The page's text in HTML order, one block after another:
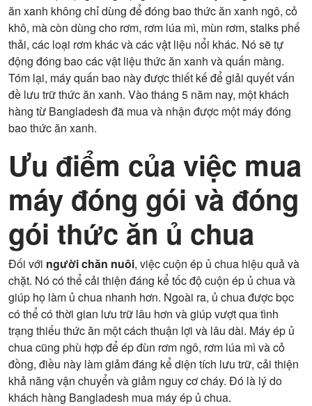
ăn xanh không chỉ dùng để đóng bao thức ăn xanh ngô, cỏ
khô, mà còn dùng cho rơm, rơm lúa mì, mùn rơm, stalks phế
thải, các loại rơm khác và các vật liệu nổi khác. Nó sẽ tự
động đóng bao các vật liệu thức ăn xanh và quấn màng.
Tóm lại, máy quấn bao này được thiết kế để giải quyết vấn
đề lưu trữ thức ăn xanh. Vào tháng 5 năm nay, một khách
hàng từ Bangladesh đã mua và nhận được một máy đóng
bao thức ăn xanh.
Ưu điểm của việc mua
máy đóng gói và đóng
gói thức ăn ủ chua
Đối với người chăn nuôi, việc cuộn ép ủ chua hiệu quả và
chặt. Nó có thể cải thiện đáng kể tốc độ cuộn ép ủ chua và
giúp họ làm ủ chua nhanh hơn. Ngoài ra, ủ chua được bọc
có thể có thời gian lưu trữ lâu hơn và giúp vượt qua tình
trạng thiếu thức ăn một cách thuận lợi và lâu dài. Máy ép ủ
chua cũng phù hợp để ép đùn rơm ngô, rơm lúa mì và cỏ
đồng, điều này làm giảm đáng kể diện tích lưu trữ, cải thiện
khả năng vận chuyển và giảm nguy cơ cháy. Đó là lý do
khách hàng Bangladesh mua máy ép ủ chua.